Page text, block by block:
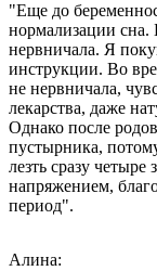
"Еще до
нормализации
нервничала. Я
инструкции. Во
не нервничала,
лекарства, даже
Однако после
пустырника,
лезть сразу
напряжением,
период".
Алина: